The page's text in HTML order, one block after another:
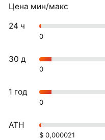
Цена мин/макс
24 ч
0
30 д
0
1 год
0
ATH
$ 0,000021